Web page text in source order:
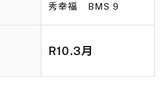
秀幸福 BMS 9
R10.3月